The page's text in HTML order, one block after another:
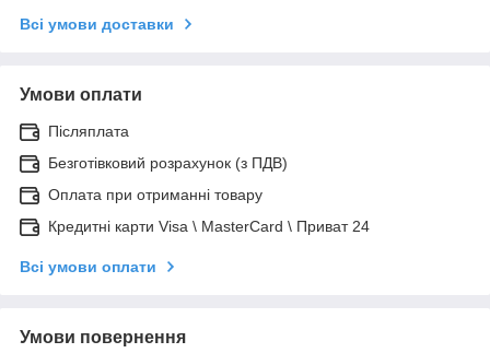
Всі умови доставки
Умови оплати
Післяплата
Безготівковий розрахунок (з ПДВ)
Оплата при отриманні товару
Кредитні карти Visa \ MasterCard \ Приват 24
Всі умови оплати
Умови повернення